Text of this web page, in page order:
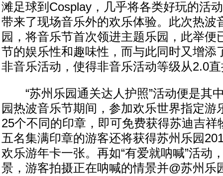
滩足球到Cosplay，几乎将各类好玩的活
带来了现场音乐外的欢乐体验。此次热波
园，将音乐节首次领进主题乐园，此举便
节的娱乐性和趣味性，而与此同时又增添
非音乐活动，使得非音乐活动等级从2.0
“苏州乐园通关达人护照”活动便是其
园热波音乐节期间，参加欢乐世界指定游
25个不同的印章，即可免费获得苏迪吉祥
五名集满印章的游客还将获得苏州乐园
欢乐游年卡一张。再如“有爱就呐喊”活动
景，游客拍摄正在呐喊的情景并@苏州乐